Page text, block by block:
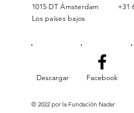
1015 DT Ámsterdam
Los países bajos
+31
Descargar Facebook
© 2022 por la Fundación Nadar